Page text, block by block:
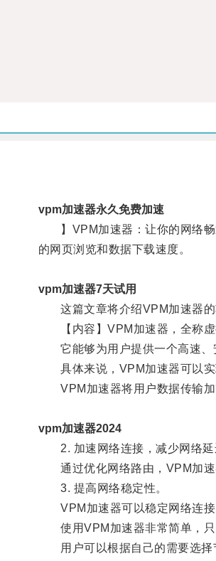
vpm加速器永久免费加速
】VPM加速器：让你的网络畅
的网页浏览和数据下载速度。
vpm加速器7天试用
这篇文章将介绍VPM加速器的
【内容】VPM加速器，全称虚
它能够为用户提供一个高速、
具体来说，VPM加速器可以实
VPM加速器将用户数据传输加
vpm加速器2024
2. 加速网络连接，减少网络延
通过优化网络路由，VPM加速
3. 提高网络稳定性。
VPM加速器可以稳定网络连接
使用VPM加速器非常简单，只
用户可以根据自己的需要选择